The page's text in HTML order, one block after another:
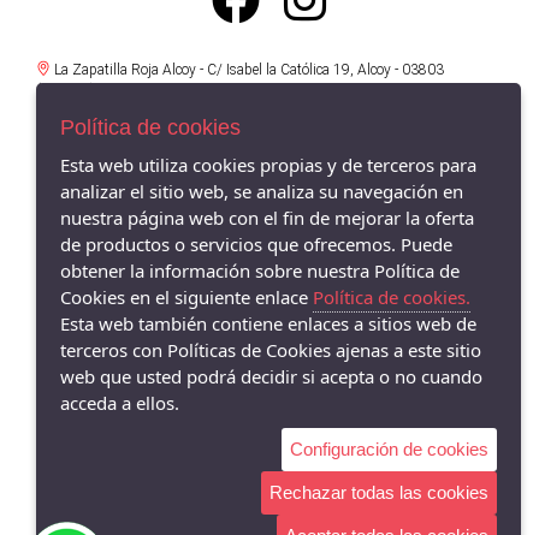
La Zapatilla Roja Alcoy - C/ Isabel la Católica 19, Alcoy - 03803
(Alicante)
La Zapatilla Roja en Alameda Alcoy - Av/ Alameda Camilo Sexto 19,
Alcoy - 03803 (Alicante)
966338575
La Zapatilla Roja Cocentaina - Av/ Passeig del Comtat 63, Cocentaina -
03820 (Alicante)
965590962
La Zapatilla Roja El Campello - Av/ San Bartolomé 62, El Campello -
03560 (Alicante)
966055895
Política de cookies
Esta web utiliza cookies propias y de terceros para
analizar el sitio web, se analiza su navegación en
nuestra página web con el fin de mejorar la oferta
de productos o servicios que ofrecemos. Puede
obtener la información sobre nuestra Política de
Cookies en el siguiente enlace Política de cookies.
Esta web también contiene enlaces a sitios web de
terceros con Políticas de Cookies ajenas a este sitio
web que usted podrá decidir si acepta o no cuando
acceda a ellos.
Configuración de cookies
Rechazar todas las cookies